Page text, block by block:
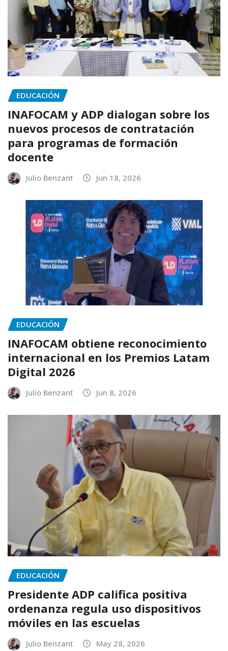
EDUCACIÓN
INAFOCAM y ADP dialogan sobre los
nuevos procesos de contratación
para programas de formación
docente
Julio Benzant Jun 18, 2026
EDUCACIÓN
INAFOCAM obtiene reconocimiento
internacional en los Premios Latam
Digital 2026
Julio Benzant Jun 8, 2026
EDUCACIÓN
Presidente ADP califica positiva
ordenanza regula uso dispositivos
móviles en las escuelas
Julio Benzant May 28, 2026